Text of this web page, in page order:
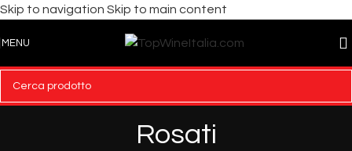
Skip to navigation Skip to main content
MENU
Rosati